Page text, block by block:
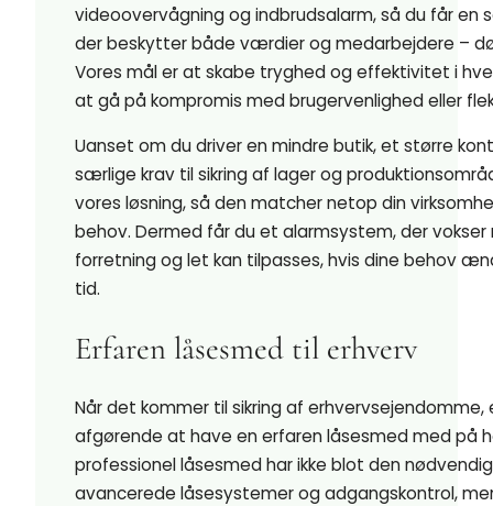
videoovervågning og indbrudsalarm, så du får en
der beskytter både værdier og medarbejdere –
Vores mål er at skabe tryghed og effektivitet i
at gå på kompromis med brugervenlighed eller
Uanset om du driver en mindre butik, et større
særlige krav til sikring af lager og
vores løsning, så den matcher netop din
behov. Dermed får du et alarmsystem, der vokser
forretning og let kan tilpasses, hvis dine behov
tid.
Erfaren låsesmed til erhverv
Når det kommer til sikring af erhvervsejendomme,
afgørende at have en erfaren låsesmed med på
professionel låsesmed har ikke blot den
avancerede låsesystemer og adgangskontrol,